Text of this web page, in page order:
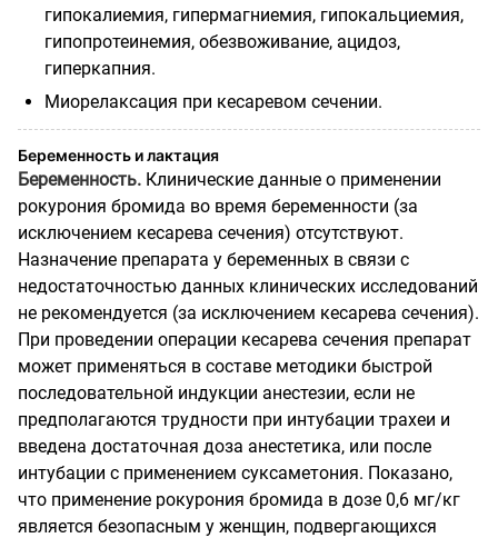
гипокалиемия, гипермагниемия, гипокальциемия,
гипопротеинемия, обезвоживание, ацидоз,
гиперкапния.
Миорелаксация при кесаревом сечении.
Беременность и лактация
Беременность. Клинические данные о применении
рокурония бромида во время беременности (за
исключением кесарева сечения) отсутствуют.
Назначение препарата у беременных в связи с
недостаточностью данных клинических исследований
не рекомендуется (за исключением кесарева сечения).
При проведении операции кесарева сечения препарат
может применяться в составе методики быстрой
последовательной индукции анестезии, если не
предполагаются трудности при интубации трахеи и
введена достаточная доза анестетика, или после
интубации с применением суксаметония. Показано,
что применение рокурония бромида в дозе 0,6 мг/кг
является безопасным у женщин, подвергающихся